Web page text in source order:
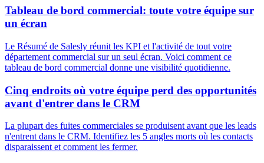
Tableau de bord commercial: toute votre équipe sur
un écran
Le Résumé de Salesly réunit les KPI et l'activité de tout votre
département commercial sur un seul écran. Voici comment ce
tableau de bord commercial donne une visibilité quotidienne.
Cinq endroits où votre équipe perd des opportunités
avant d'entrer dans le CRM
La plupart des fuites commerciales se produisent avant que les leads
n'entrent dans le CRM. Identifiez les 5 angles morts où les contacts
disparaissent et comment les fermer.